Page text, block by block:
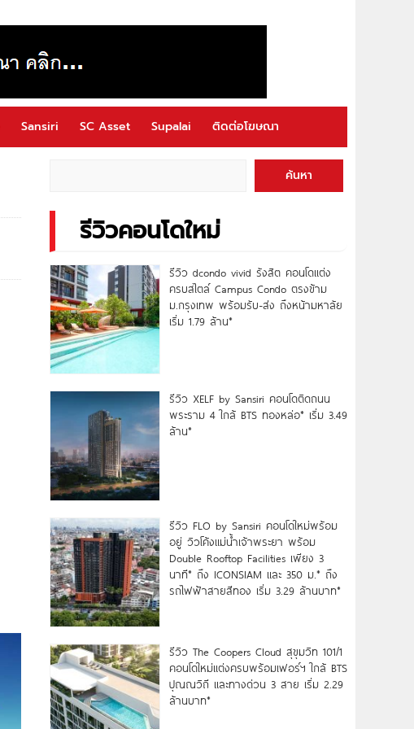
Sansiri SC Asset Supalai ติดต่อโฆษณา
ค้นหา
รีวิวคอนโดใหม่
รีวิว dcondo vivid รังสิต คอนโดแต่ง
ครบสไตล์ Campus Condo ตรงข้าม
ม.กรุงเทพ พร้อมรับ-ส่ง ถึงหน้ามหาลัย
เริ่ม 1.79 ล้าน*
รีวิว XELF by Sansiri คอนโดติดถนน
พระราม 4 ใกล้ BTS ทองหล่อ* เริ่ม 3.49
ล้าน*
รีวิว FLO by Sansiri คอนโดใหม่พร้อม
อยู่ วิวโค้งแม่น้ำเจ้าพระยา พร้อม
Double Rooftop Facilities เพียง 3
นาที* ถึง ICONSIAM และ 350 ม.* ถึง
รถไฟฟ้าสายสีทอง เริ่ม 3.29 ล้านบาท*
รีวิว The Coopers Cloud สุขุมวิท 101/1
คอนโดใหม่แต่งครบพร้อมเฟอร์ฯ ใกล้ BTS
ปุณณวิถี และทางด่วน 3 สาย เริ่ม 2.29
ล้านบาท*